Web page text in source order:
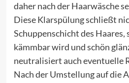
daher nach der Haarwäsche
Diese Klarspülung schließt
Schuppenschicht des Haares,
kämmbar wird und schön
neutralisiert auch eventuelle
Nach der Umstellung auf die